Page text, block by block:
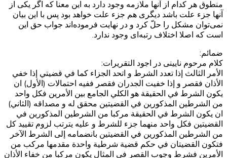
منطوق هر کدام از آنها ملازمه وجود دارد به این معنا که اگر یکی از
آنها جزء علت باشد دیگری هم جزء علت خواهد بود پس با این بیان
نمی‌توان مشکل را حلّ کرد و در نهایت فرموده‌اند جواب حق این
است که اصلا اختلاف رتبه‌ای وجود ندارد.
ضمائم:
کلام مرحوم نایینی در اجود التقریرات:
الأمر الثالث إذا تعدد الشرط و اتحد الجزاء كما في قضيتي إذا خفي
الأذان فقصر و إذا خفيت الجدران فقصر ففيه احتمالات (الأول) ان
يكون الشرط في الحقيقة هو الكلي الجامع بين الأمرين فكل واحد
من الشرطين المذكورين في القضيتين محقق له و مصداقه (الثاني)
ان يكون الشرط في الحقيقة مركبا من الشرطين المذكورين في
القضيتين فكل واحد منهما جزء للشرط و عليه يترتب لزوم تقييد كل
من الشرطين المذكورين في القضيتين بانضمامه إلى الشرط الآخر
فتكون القضيتان في حكم قضية شرطية واحدة مقدمها مركب من
الأمرين فشرط وجوب القصر في المثال يكون مركبا من خفاء الأذان